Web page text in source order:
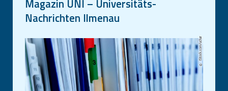
Magazin UNI – Universitäts-
Nachrichten Ilmenau
iStock.com/uchar